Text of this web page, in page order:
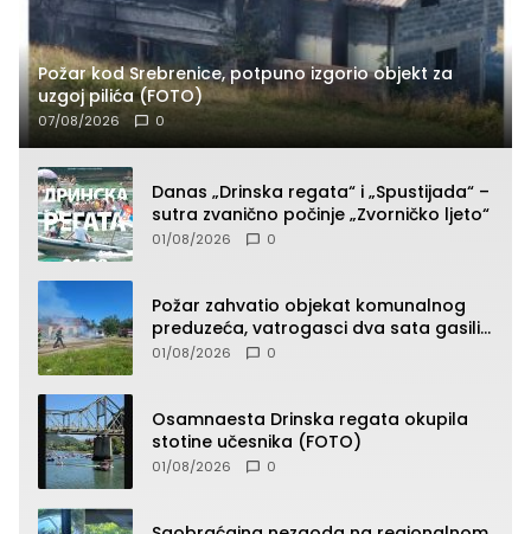
Požar kod Srebrenice, potpuno izgorio objekt za
uzgoj pilića (FOTO)
07/08/2026 0
Danas „Drinska regata“ i „Spustijada“ –
sutra zvanično počinje „Zvorničko ljeto“
01/08/2026 0
Požar zahvatio objekat komunalnog
preduzeća, vatrogasci dva sata gasili
vatru (FOTO)
01/08/2026 0
Osamnaesta Drinska regata okupila
stotine učesnika (FOTO)
01/08/2026 0